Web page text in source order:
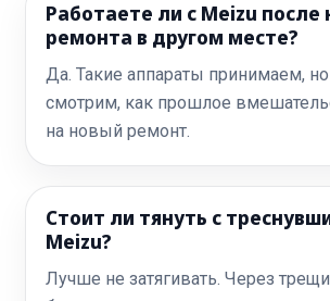
Работаете ли с Meizu после
ремонта в другом месте?
Да. Такие аппараты принимаем, но
смотрим, как прошлое
на новый ремонт.
Стоит ли тянуть с
Meizu?
Лучше не затягивать. Через